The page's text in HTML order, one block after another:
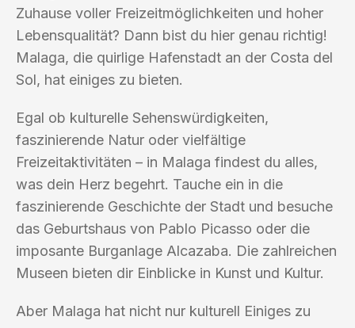
Zuhause voller Freizeitmöglichkeiten und hoher
Lebensqualität? Dann bist du hier genau richtig!
Malaga, die quirlige Hafenstadt an der Costa del
Sol, hat einiges zu bieten.
Egal ob kulturelle Sehenswürdigkeiten,
faszinierende Natur oder vielfältige
Freizeitaktivitäten – in Malaga findest du alles,
was dein Herz begehrt. Tauche ein in die
faszinierende Geschichte der Stadt und besuche
das Geburtshaus von Pablo Picasso oder die
imposante Burganlage Alcazaba. Die zahlreichen
Museen bieten dir Einblicke in Kunst und Kultur.
Aber Malaga hat nicht nur kulturell Einiges zu